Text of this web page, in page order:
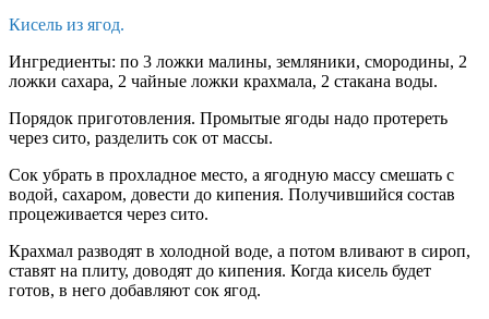
Кисель из ягод.
Ингредиенты: по 3 ложки малины, земляники, смородины, 2
ложки сахара, 2 чайные ложки крахмала, 2 стакана воды.
Порядок приготовления. Промытые ягоды надо протереть
через сито, разделить сок от массы.
Сок убрать в прохладное место, а ягодную массу смешать с
водой, сахаром, довести до кипения. Получившийся состав
процеживается через сито.
Крахмал разводят в холодной воде, а потом вливают в сироп,
ставят на плиту, доводят до кипения. Когда кисель будет
готов, в него добавляют сок ягод.